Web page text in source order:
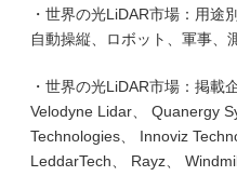
・世界の光LiDAR市場：用途別
自動操縦、ロボット、軍事、
・世界の光LiDAR市場：掲載
Velodyne Lidar、 Quanergy
Technologies、 Innoviz
LeddarTech、 Rayz、